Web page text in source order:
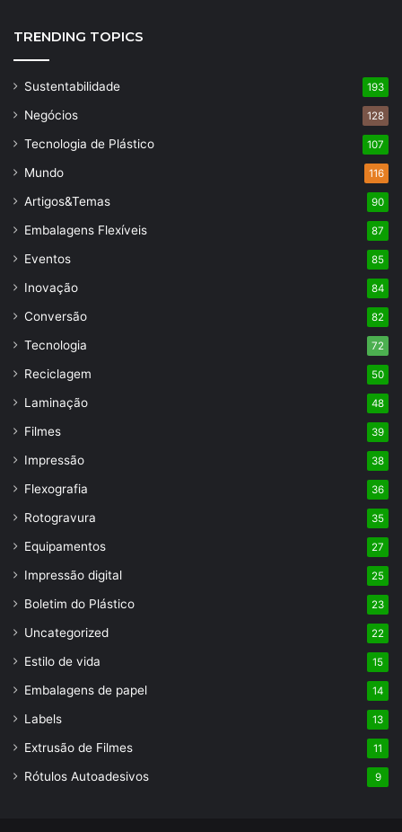
TRENDING TOPICS
Sustentabilidade 193
Negócios 128
Tecnologia de Plástico 107
Mundo 116
Artigos&Temas 90
Embalagens Flexíveis 87
Eventos 85
Inovação 84
Conversão 82
Tecnologia 72
Reciclagem 50
Laminação 48
Filmes 39
Impressão 38
Flexografia 36
Rotogravura 35
Equipamentos 27
Impressão digital 25
Boletim do Plástico 23
Uncategorized 22
Estilo de vida 15
Embalagens de papel 14
Labels 13
Extrusão de Filmes 11
Rótulos Autoadesivos 9